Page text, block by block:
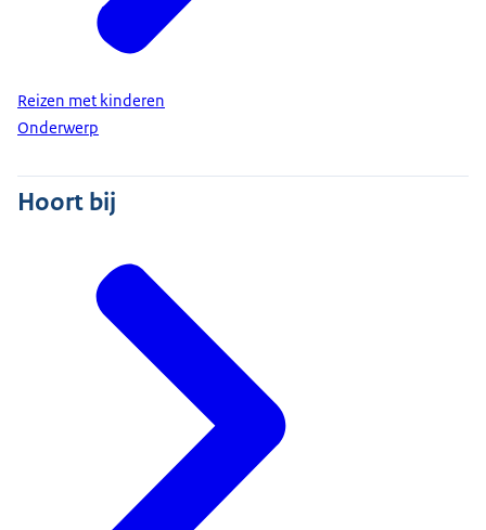
Reizen met kinderen
Onderwerp
Hoort bij